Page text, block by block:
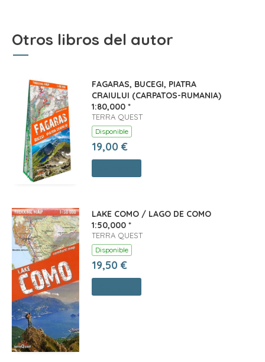
Otros libros del autor
FAGARAS, BUCEGI, PIATRA
CRAIULUI (CARPATOS-RUMANIA)
1:80,000 *
TERRA QUEST
Disponible
19,00 €
LAKE COMO / LAGO DE COMO
1:50,000 *
TERRA QUEST
Disponible
19,50 €